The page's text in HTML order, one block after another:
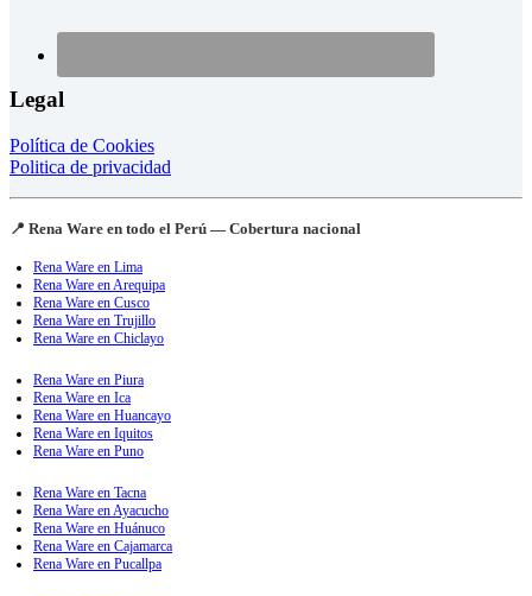
Legal
Política de Cookies
Politica de privacidad
📍 Rena Ware en todo el Perú — Cobertura nacional
Rena Ware en Lima
Rena Ware en Arequipa
Rena Ware en Cusco
Rena Ware en Trujillo
Rena Ware en Chiclayo
Rena Ware en Piura
Rena Ware en Ica
Rena Ware en Huancayo
Rena Ware en Iquitos
Rena Ware en Puno
Rena Ware en Tacna
Rena Ware en Ayacucho
Rena Ware en Huánuco
Rena Ware en Cajamarca
Rena Ware en Pucallpa